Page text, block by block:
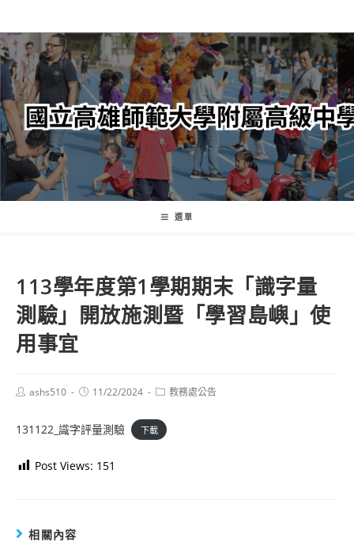
轉
至
主
內
容
選單
113學年度第1學期期末「識字量
測驗」開放施測暨「學習島嶼」使
用事宜
Postashs510
Post11/22/2024
Post教務處公告
131122_識字評量測驗 下載
Post Views: 151
相關內容